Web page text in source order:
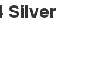
Silver